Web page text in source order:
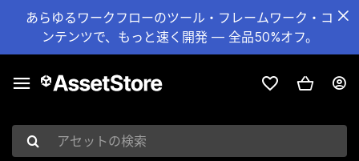
あらゆるワークフローのツール・フレームワーク・コ
ンテンツで、もっと速く開発 — 全品50%オフ。
アセットの検索